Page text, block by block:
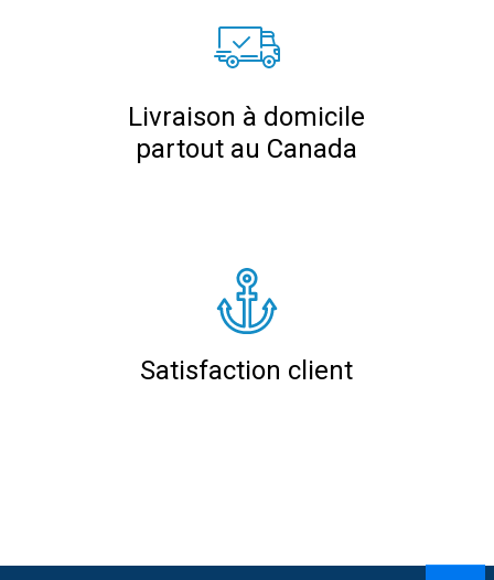
Livraison à domicile
partout au Canada
Satisfaction client